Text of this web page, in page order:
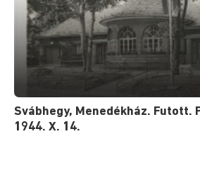
Svábhegy, Menedékház. Futott.
1944. X. 14.